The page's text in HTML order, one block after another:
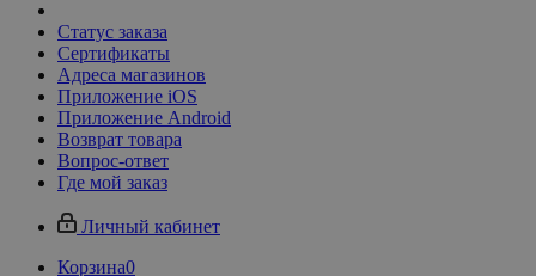
Статус заказа
Сертификаты
Адреса магазинов
Приложение iOS
Приложение Android
Возврат товара
Вопрос-ответ
Где мой заказ
Личный кабинет
Корзина0